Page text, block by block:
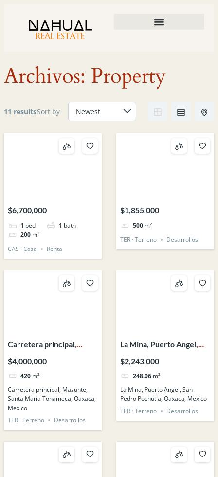
Archivos: Property
11 resultsSort by
$6,700,000
1 bed 1 bath
200 m²
CAS · Casa
Renta
$1,855,000
500 m²
TER · Terreno
Desarrollos
Carretera principal,
Mazunte, Santa Maria
Tonameca, Oaxaca,
Mexico
$4,000,000
420 m²
Carretera principal, Mazunte,
Santa Maria Tonameca, Oaxaca,
Mexico
TER · Terreno
Desarrollos
La Mina, Puerto Angel,
San Pedro Pochutla,
Oaxaca, Mexico
$2,243,000
248.06 m²
La Mina, Puerto Angel, San
Pedro Pochutla, Oaxaca, Mexico
TER · Terreno
Desarrollos